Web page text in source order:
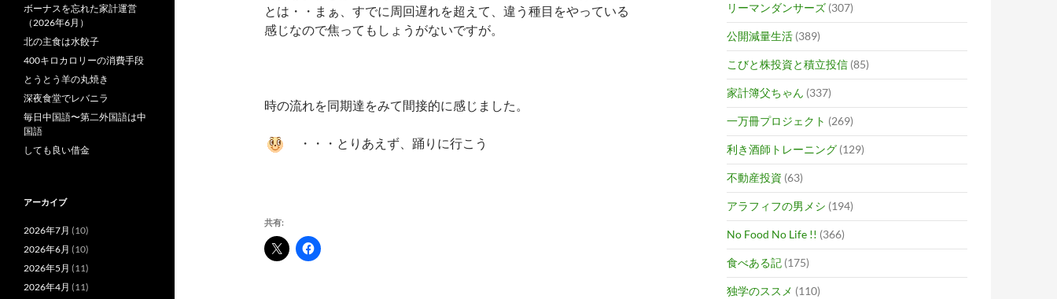
とは・・まぁ、すでに周回遅れを超えて、違う種目をやっている
感じなので焦ってもしょうがないですが。
時の流れを同期達をみて間接的に感じました。
・・・とりあえず、踊りに行こう
共有:
リーマンダンサーズ (307)
公開減量生活 (389)
こびと株投資と積立投信 (85)
家計簿父ちゃん (337)
一万冊プロジェクト (269)
利き酒師トレーニング (129)
不動産投資 (63)
アラフィフの男メシ (194)
No Food No Life !! (366)
食べある記 (175)
独学のススメ (110)
ボーナスを忘れた家計運営
（2026年6月）
北の主食は水餃子
400キロカロリーの消費手段
とうとう羊の丸焼き
深夜食堂でレバニラ
毎日中国語〜第二外国語は中
国語
しても良い借金
アーカイブ
2026年7月 (10)
2026年6月 (10)
2026年5月 (11)
2026年4月 (11)